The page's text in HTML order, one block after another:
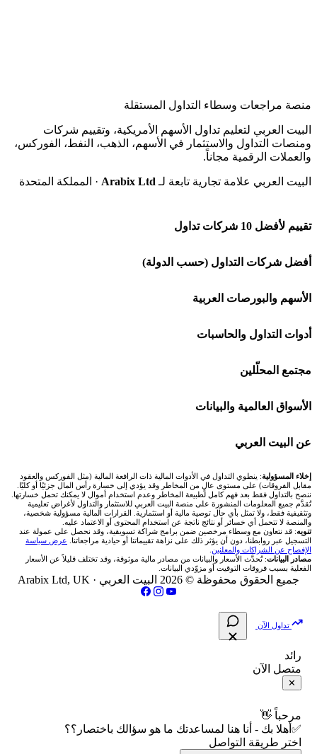
منصة مراجعات وسطاء التداول المستقلة
البيت العربي لتعليم تداول الأسهم الأمريكية، وتقييم شركات
ومنصات التداول والاستثمار في الأسهم، الذهب، النفط، الفوركس،
والعملات الرقمية مجاناً.
البيت العربي علامة تجارية تابعة لـ Arabix Ltd · المملكة المتحدة
تقييم لأفضل 10 شركات تداول
شركة Capital.com
افاتريد AvaTrade
اكسنس Exness
منصة بينانس
اكس تي بي XTB
انتراكتيف بروكرز IBKR
أفضل شركات التداول (حسب الدولة)
شركات تداول في السعودية
شركات تداول في الإمارات
شركات تداول في الكويت
شركات تداول في قطر
شركات تداول في الأردن
شركات تداول في العراق
شركات تداول في فلسطين
الأسهم والبورصات العربية
🌍 كل البورصات العربية
🇸🇦 السوق السعودية
🇦🇪 أسواق الإمارات
🇪🇬 البورصة المصرية
🇶🇦 بورصة قطر
🇯🇴 بورصة عمّان
🇧🇭 بورصة البحرين
فلتر الأسهم الشرعي
📋 جميع الأسهم
🕌 الأسهم الحلال
أدوات التداول والحاسبات
🕌 حاسبة الزكاة
💱 محول العملات
🧮 حاسبة حجم اللوت
📊 حاسبة قيمة النقطة
💰 حاسبة ربح الفوركس
📌 حاسبة النقاط المحورية
📏 حاسبة حجم المركز
📈 حاسبة عائد التداول
📊 حاسبة الربح التراكمي
🧮 حاسبة متوسط سعر السهم
📅 التقويم الاقتصادي
مجتمع المحلّلين
🧱 حائط المجتمع
🏆 لوحة المحلّلين
✍️ اكتب تحليلك
الأسواق العالمية والبيانات
🌐 المؤشرات العالمية
🥇 سعر الذهب اليوم
🥇 أسعار الذهب والمعادن
💱 أسعار العملات والفوركس
💵 سعر الريال السعودي في مصر
📅 المؤشرات الاقتصادية
عن البيت العربي
من نحن
تواصل معنا
فريق المؤلفين
مقالات تعليمية
سياسة تقييم الشركات
الإبلاغ عن شركة نصابة
شروط الاستخدام
سياسة الخصوصية
إخلاء المسؤولية: ينطوي التداول في الأدوات المالية ذات الرافعة المالية (مثل الفوركس والعقود
مقابل الفروقات) على مستوى عالٍ من المخاطر وقد يؤدي إلى خسارة رأس المال جزئيًا أو كليًا.
ننصح بالتداول فقط بعد فهم كامل لطبيعة المخاطر وعدم استخدام أموال لا يمكنك تحمل خسارتها.
تُقدَّم جميع المعلومات المنشورة على منصة البيت العربي للاستثمار والتداول لأغراض تعليمية
وتثقيفية فقط، ولا تمثل بأي حال توصية مالية أو استثمارية. القرارات المالية مسؤولية شخصية،
والمنصة لا تتحمل أي خسائر أو نتائج ناتجة عن استخدام المحتوى أو الاعتماد عليه.
تنويه: قد نتعاون مع وسطاء مرخصين ضمن برامج شراكة تسويقية، وقد نحصل على عمولة عند
التسجيل عبر روابطنا، دون أن يؤثر ذلك على نزاهة تقييماتنا أو حيادية مراجعاتنا. عرض سياسة
الإفصاح عن الشراكات والمعلنين
مصادر البيانات: تُحدَّث الأسعار والبيانات من مصادر مالية موثوقة، وقد تختلف قليلاً عن الأسعار
الفعلية بسبب فروقات التوقيت أو مزوّدي البيانات.
جميع الحقوق محفوظة © 2026 البيت العربي · Arabix Ltd, UK
تداول الآن
رائد
متصل الآن
✕
مرحباً 👋
✅أهلا بك - أنا هنا لمساعدتك ما هو سؤالك باختصار؟؟
اختر طريقة التواصل